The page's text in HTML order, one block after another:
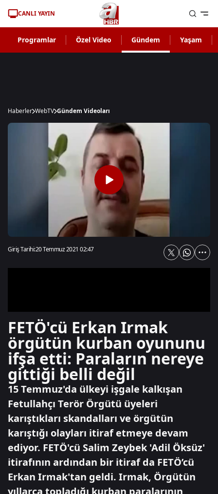
CANLI YAYIN
Programlar Özel Video Gündem Yaşam
Haberler WebTV Gündem Videoları
Giriş Tarihi:20 Temmuz 2021 02:47
FETÖ'cü Erkan Irmak
örgütün kurban oyununu
ifşa etti: Paraların nereye
gittiği belli değil
15 Temmuz'da ülkeyi işgale kalkışan
Fetullahçı Terör Örgütü üyeleri
karıştıkları skandalları ve örgütün
karıştığı olayları itiraf etmeye devam
ediyor. FETÖ'cü Salim Zeybek 'Adil Öksüz'
itirafının ardından bir itiraf da FETÖ’cü
Erkan Irmak'tan geldi. Irmak, Örgütün
yıllarca topladığı kurban paralarının